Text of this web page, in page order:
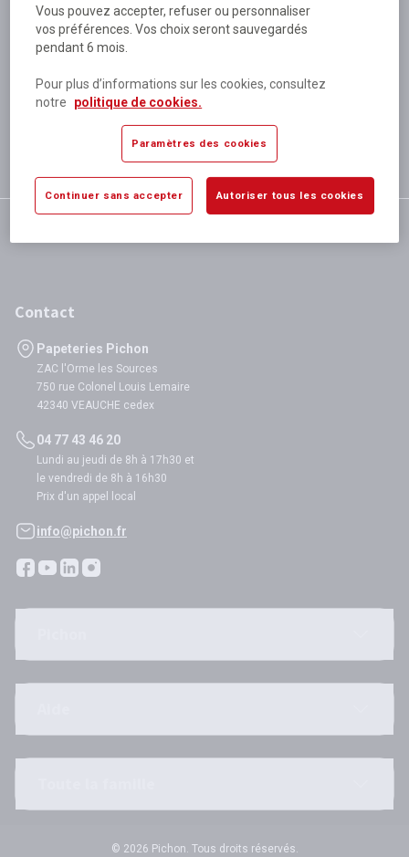
Plus de 180 personnes
à votre écoute
Plus de 80 000 références
disponibles
Expédition le jour même
si validation avant 12h
satisfaction totale
Contact
Papeteries Pichon
ZAC l'Orme les Sources
750 rue Colonel Louis Lemaire
42340 VEAUCHE cedex
04 77 43 46 20
Lundi au jeudi de 8h à 17h30 et
le vendredi de 8h à 16h30
Prix d'un appel local
info@pichon.fr
© 2026 Pichon. Tous droits réservés.
Vous pouvez accepter, refuser ou personnaliser
vos préférences. Vos choix seront sauvegardés
pendant 6 mois.
Pour plus d’informations sur les cookies, consultez
notre
politique de cookies.
Paramètres des cookies
Continuer sans accepter Autoriser tous les cookies